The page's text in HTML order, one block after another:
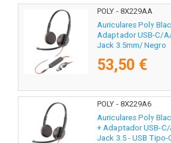
POLY - 8X229AA
Auriculares Poly
Adaptador USB-C/
Jack 3.5mm/ Negro
53,50 €
POLY - 8X229A6
Auriculares Poly
+ Adaptador USB-
Jack 3.5 - USB